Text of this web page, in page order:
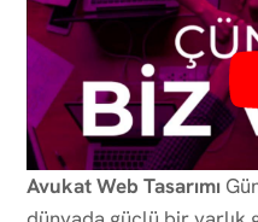
Avukat Web Tasarımı